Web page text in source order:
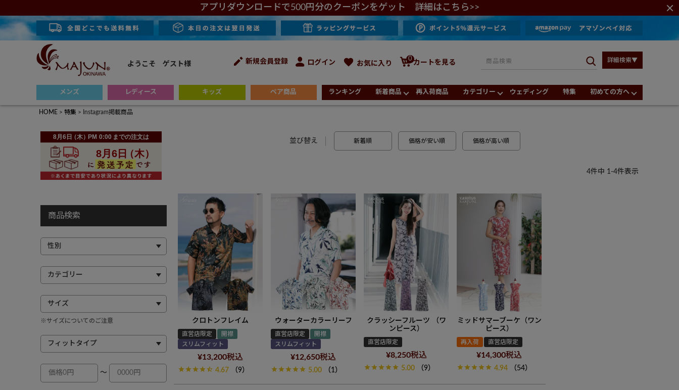
アプリダウンロードで500円分のクーポンをゲット 詳細はこちら>>
ようこそ ゲスト様 新規会員登録 ログイン お気に入り
0
カートを見る 詳細検索▼
メンズ レディース キッズ ペア商品 ランキング 新着商品 再入荷商品 カテゴリー ウェディング 特集 初めての方へ
HOME 特集 Instagram掲載商品
商品検索
※サイズについてのご注意
～
並び替え 新着順 価格が安い順 価格が高い順
4件中 1-4件表示
クロトンフレイム
直営店限定
開襟
スリムフィット
¥13,200税込
4.67 （9）
ウォーターカラーリーフ
直営店限定
開襟
スリムフィット
¥12,650税込
5.00 （1）
クラッシーフルーツ （ワ
ンピース）
直営店限定
¥8,250税込
5.00 （9）
ミッドサマーブーケ（ワン
ピース）
再入荷 直営店限定
¥14,300税込
4.94 （54）